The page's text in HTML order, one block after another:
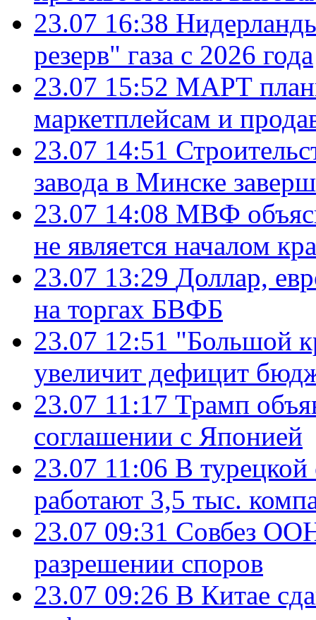
23.07 16:38
резерв" газа с 2026 года
23.07 15:52 МАРТ
маркетплейсам и
23.07 14:51
завода в Минске
23.07 14:08 МВФ
не является началом
23.07 13:29 Доллар,
на торгах БВФБ
23.07 12:51 "Большой
увеличит дефицит
23.07 11:17 Трамп
соглашении с Японией
23.07 11:06 В
работают 3,5 тыс.
23.07 09:31 Совбез
разрешении споров
23.07 09:26 В Китае